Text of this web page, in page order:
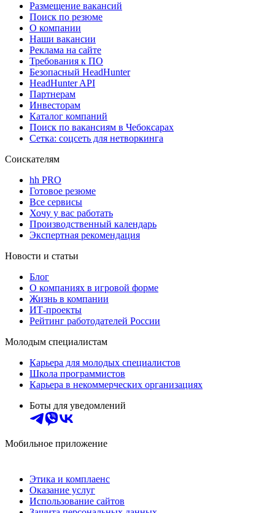
Размещение вакансий
Поиск по резюме
О компании
Наши вакансии
Реклама на сайте
Требования к ПО
Безопасный HeadHunter
HeadHunter API
Партнерам
Инвесторам
Каталог компаний
Поиск по вакансиям в Чебоксарах
Сетка: соцсеть для нетворкинга
Соискателям
hh PRO
Готовое резюме
Все сервисы
Хочу у вас работать
Производственный календарь
Экспертная рекомендация
Новости и статьи
Блог
О компаниях в игровой форме
Жизнь в компании
ИТ-проекты
Рейтинг работодателей России
Молодым специалистам
Карьера для молодых специалистов
Школа программистов
Карьера в некоммерческих организациях
Боты для уведомлений
Мобильное приложение
Этика и комплаенс
Оказание услуг
Использование сайтов